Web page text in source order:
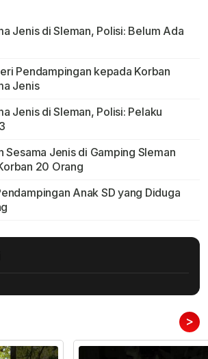
Jenis di Sleman, Polisi: Belum Ada
Pendampingan kepada Korban
Jenis
Jenis di Sleman, Polisi: Pelaku
Sesama Jenis di Gamping Sleman
20 Orang
Anak SD yang Diduga
>